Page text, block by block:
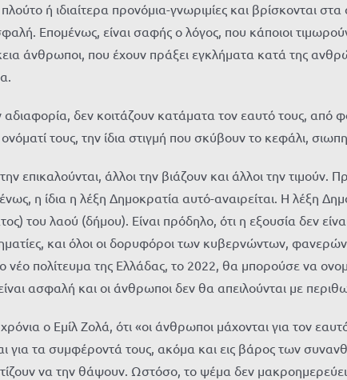
ή ιδιαίτερα προνόμια-γνωριμίες και βρίσκονται
Επομένως, είναι σαφής ο λόγος, που κάποιοι
άνθρωποι, που έχουν πράξει εγκλήματα κατά της
δεν κοιτάζουν κατάματα τον εαυτό τους, από
τους, την ίδια στιγμή που σκύβουν το κεφάλι,
επικαλούνται, άλλοι την βιάζουν και άλλοι την τιμούν.
η ίδια η λέξη Δημοκρατία αυτό-αναιρείται. Η λέξη
του λαού (δήμου). Είναι πρόδηλο, ότι η εξουσία δεν
και όλοι οι δορυφόροι των κυβερνώντων,
νέο πολίτευμα της Ελλάδας, το 2022, θα μπορούσε να
ασφαλή και οι άνθρωποι δεν θα απειλούνται με
ο Εμίλ Ζολά, ότι «οι άνθρωποι μάχονται για τον
για τα συμφέροντά τους, ακόμα και εις βάρος των
να την θάψουν. Ωστόσο, το ψέμα δεν